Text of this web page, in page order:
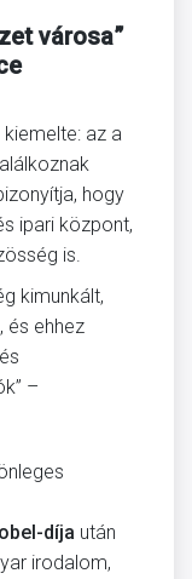
városa”
az a
hogy
ipari központ,
is.
kimunkált,
és ehhez
–
díja után
irodalom,